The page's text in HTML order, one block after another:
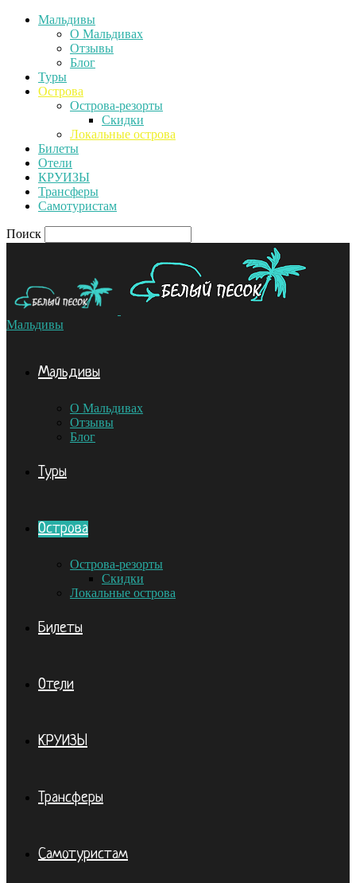
Мальдивы
О Мальдивах
Отзывы
Блог
Туры
Острова
Острова-резорты
Скидки
Локальные острова
Билеты
Отели
КРУИЗЫ
Трансферы
Самотуристам
Поиск
Мальдивы
Мальдивы
О Мальдивах
Отзывы
Блог
Туры
Острова
Острова-резорты
Скидки
Локальные острова
Билеты
Отели
КРУИЗЫ
Трансферы
Самотуристам